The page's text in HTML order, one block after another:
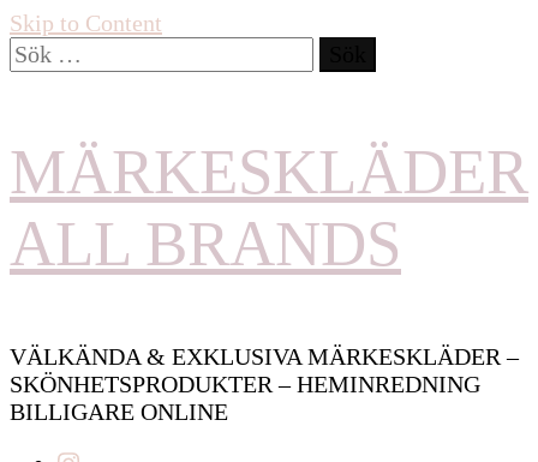
Skip to Content
Sök
efter:
MÄRKESKLÄDER
ALL BRANDS
VÄLKÄNDA & EXKLUSIVA MÄRKESKLÄDER –
SKÖNHETSPRODUKTER – HEMINREDNING
BILLIGARE ONLINE